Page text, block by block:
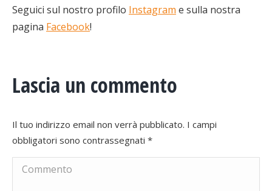
Seguici sul nostro profilo Instagram e sulla nostra
pagina Facebook!
Lascia un commento
Il tuo indirizzo email non verrà pubblicato. I campi
obbligatori sono contrassegnati *
Commento